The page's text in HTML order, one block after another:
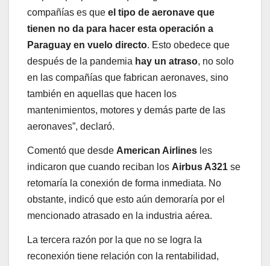
compañías es que el tipo de aeronave que
tienen no da para hacer esta operación a
Paraguay en vuelo directo. Esto obedece que
después de la pandemia hay un atraso, no solo
en las compañías que fabrican aeronaves, sino
también en aquellas que hacen los
mantenimientos, motores y demás parte de las
aeronaves”, declaró.
Comentó que desde American Airlines les
indicaron que cuando reciban los Airbus A321 se
retomaría la conexión de forma inmediata. No
obstante, indicó que esto aún demoraría por el
mencionado atrasado en la industria aérea.
La tercera razón por la que no se logra la
reconexión tiene relación con la rentabilidad,